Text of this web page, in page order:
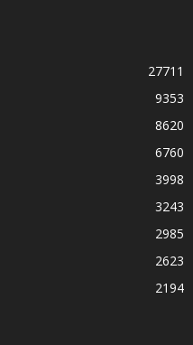
27711
9353
8620
6760
3998
3243
2985
2623
2194